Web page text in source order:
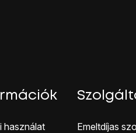
használat
Emeltdíjas